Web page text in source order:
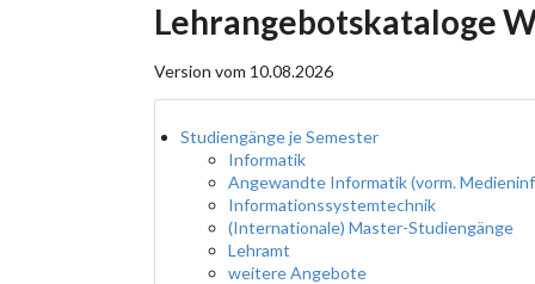
Lehrangebotskataloge
Version vom 10.08.2026
Studiengänge je Semester
Informatik
Angewandte Informatik (vorm.
Informationssystemtechnik
(Internationale) Master-Studiengänge
Lehramt
weitere Angebote